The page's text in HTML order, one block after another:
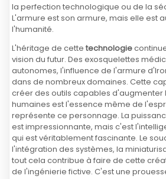
la perfection technologique ou de la
L'armure est son armure, mais elle est
l'humanité.
L'héritage de cette technologie
vision du futur. Des exosquelettes
autonomes, l'influence de l'armure
dans de nombreux domaines. Cette
créer des outils capables d'augmenter
humaines est l'essence même de
représente ce personnage. La
est impressionnante, mais c'est
qui est véritablement fascinante. Le
l'intégration des systèmes, la
tout cela contribue à faire de cette
de l'ingénierie fictive. C'est une